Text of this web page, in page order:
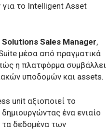
το Intelligent Asset
Sales Manager,
μέσα από πραγματικά
η πλατφόρμα συμβάλλει
υποδομών και assets.
unit αξιοποιεί το
ένα ενιαίο
τα δεδομένα των